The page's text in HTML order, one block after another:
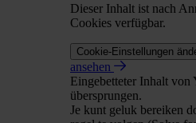
Dieser Inhalt ist nach
Cookies verfügbar.
Cookie-Einstellungen
ansehen
Eingebetteter Inhalt von
übersprungen.
Je kunt geluk bereiken